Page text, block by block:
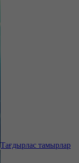
Тағдырлас тамырлар